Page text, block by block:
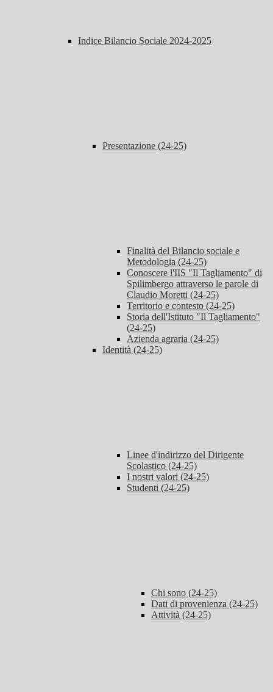
Indice Bilancio Sociale 2024-2025
Presentazione (24-25)
Finalità del Bilancio sociale e
Metodologia (24-25)
Conoscere l'IIS "Il Tagliamento" di
Spilimbergo attraverso le parole di
Claudio Moretti (24-25)
Territorio e contesto (24-25)
Storia dell'Istituto "Il Tagliamento"
(24-25)
Azienda agraria (24-25)
Identità (24-25)
Linee d'indirizzo del Dirigente
Scolastico (24-25)
I nostri valori (24-25)
Studenti (24-25)
Chi sono (24-25)
Dati di provenienza (24-25)
Attività (24-25)